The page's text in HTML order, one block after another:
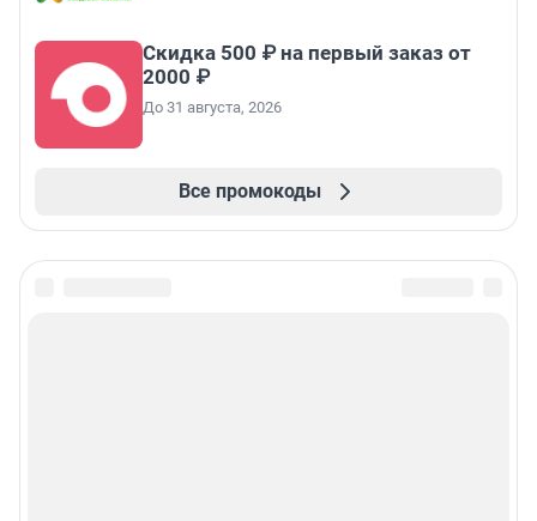
Скидка 500 ₽ на первый заказ от
2000 ₽
До 31 августа, 2026
Все промокоды